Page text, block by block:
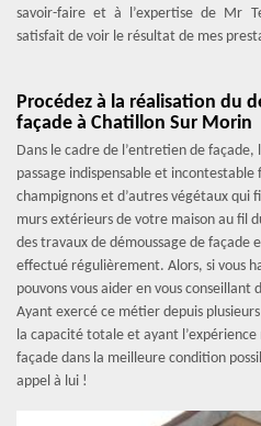
savoir-faire et à l’expertise de Mr
satisfait de voir le résultat de mes
Procédez à la réalisation du
façade à Chatillon Sur Morin
Dans le cadre de l’entretien de façade,
passage indispensable et incontestable
champignons et d’autres végétaux
murs extérieurs de votre maison au fil
des travaux de démoussage de
effectué régulièrement. Alors, si vous
pouvons vous aider en vous
Ayant exercé ce métier depuis
la capacité totale et ayant
façade dans la meilleure condition
appel à lui !